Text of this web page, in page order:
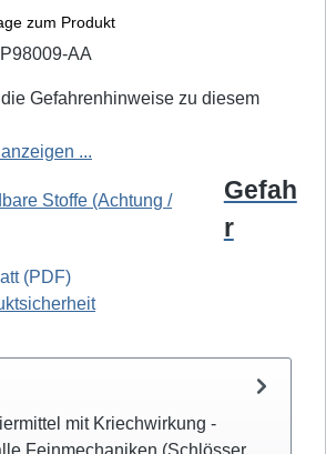
zum Produkt
P98009-AA
Gefahrenhinweise zu diesem
...
Gefah
r
(PDF)
mit Kriechwirkung -
Feinmechaniken (Schlösser,